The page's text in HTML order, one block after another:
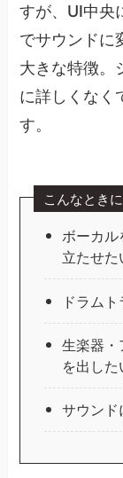
すが、UI中央
でサウンドに
大きな特徴。
に詳しくなく
す。
こんなとき
ボーカル
立たせた
ドラム
生楽器・
を出した
サウンド